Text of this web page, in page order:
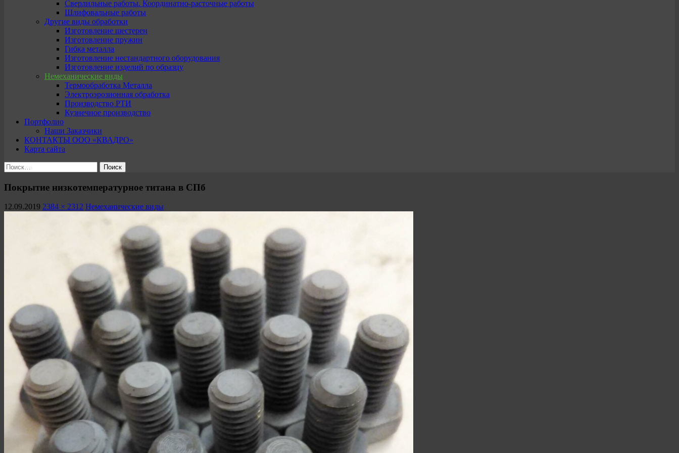
Сверлильные работы. Координатно-расточные работы
Шлифовальные работы
Другие виды обработки
Изготовление шестерен
Изготовление пружин
Гибка металла
Изготовление нестандартного оборудования
Изготовление изделий по образцу
Немеханические виды
Термообработка Металла
Электроэрозионная обработка
Производство РТИ
Кузнечное производство
Портфолио
Наши Заказчики
КОНТАКТЫ ООО «КВАДРО»
Карта сайта
Найти:
Покрытие низкотемпературное титана в СПб
12.09.2019 2384 × 2312 Немеханические виды